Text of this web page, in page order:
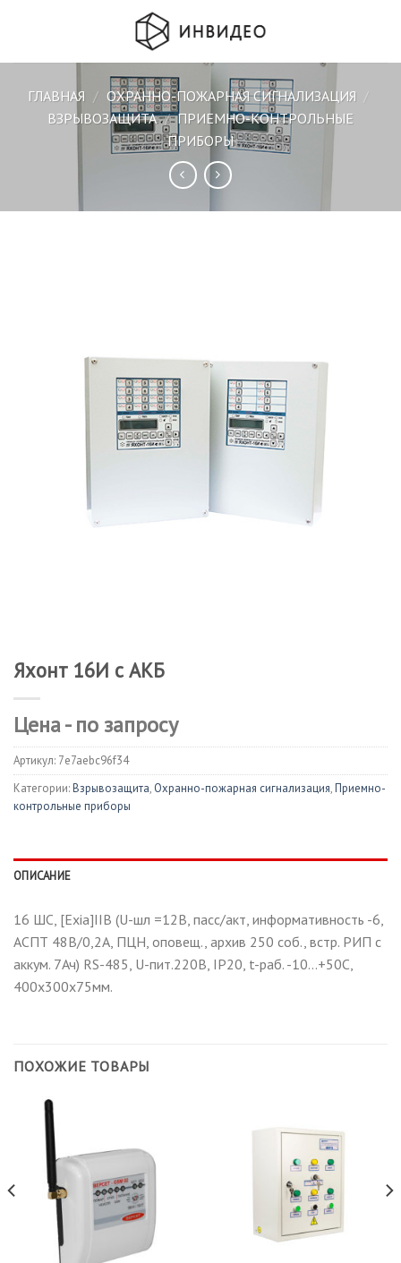
ГЛАВНАЯ / ОХРАННО-ПОЖАРНАЯ СИГНАЛИЗАЦИЯ /
ВЗРЫВОЗАЩИТА / ПРИЕМНО-КОНТРОЛЬНЫЕ
ПРИБОРЫ
Яхонт 16И с АКБ
Цена - по запросу
Артикул: 7e7aebc96f34
Категории:Взрывозащита, Охранно-пожарная сигнализация,Приемно-
контрольные приборы
ОПИСАНИЕ
16 ШС, [Exia]IIB (U-шл =12В, пасс/акт, информативность -6,
АСПТ 48В/0,2А, ПЦН, оповещ., архив 250 соб., встр. РИП с
аккум. 7Ач) RS-485, U-пит.220В, IP20, t-раб. -10…+50С,
400х300х75мм.
ПОХОЖИЕ ТОВАРЫ